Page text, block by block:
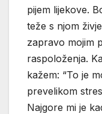
pijem lijekove.
teže s njom
zapravo mojim
raspoloženja.
kažem: “To je
prevelikom
Najgore mi je